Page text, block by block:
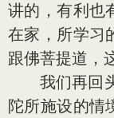
讲的，有利也
在家，所学习
跟佛菩提道，
我们再回头
陀所施设的情